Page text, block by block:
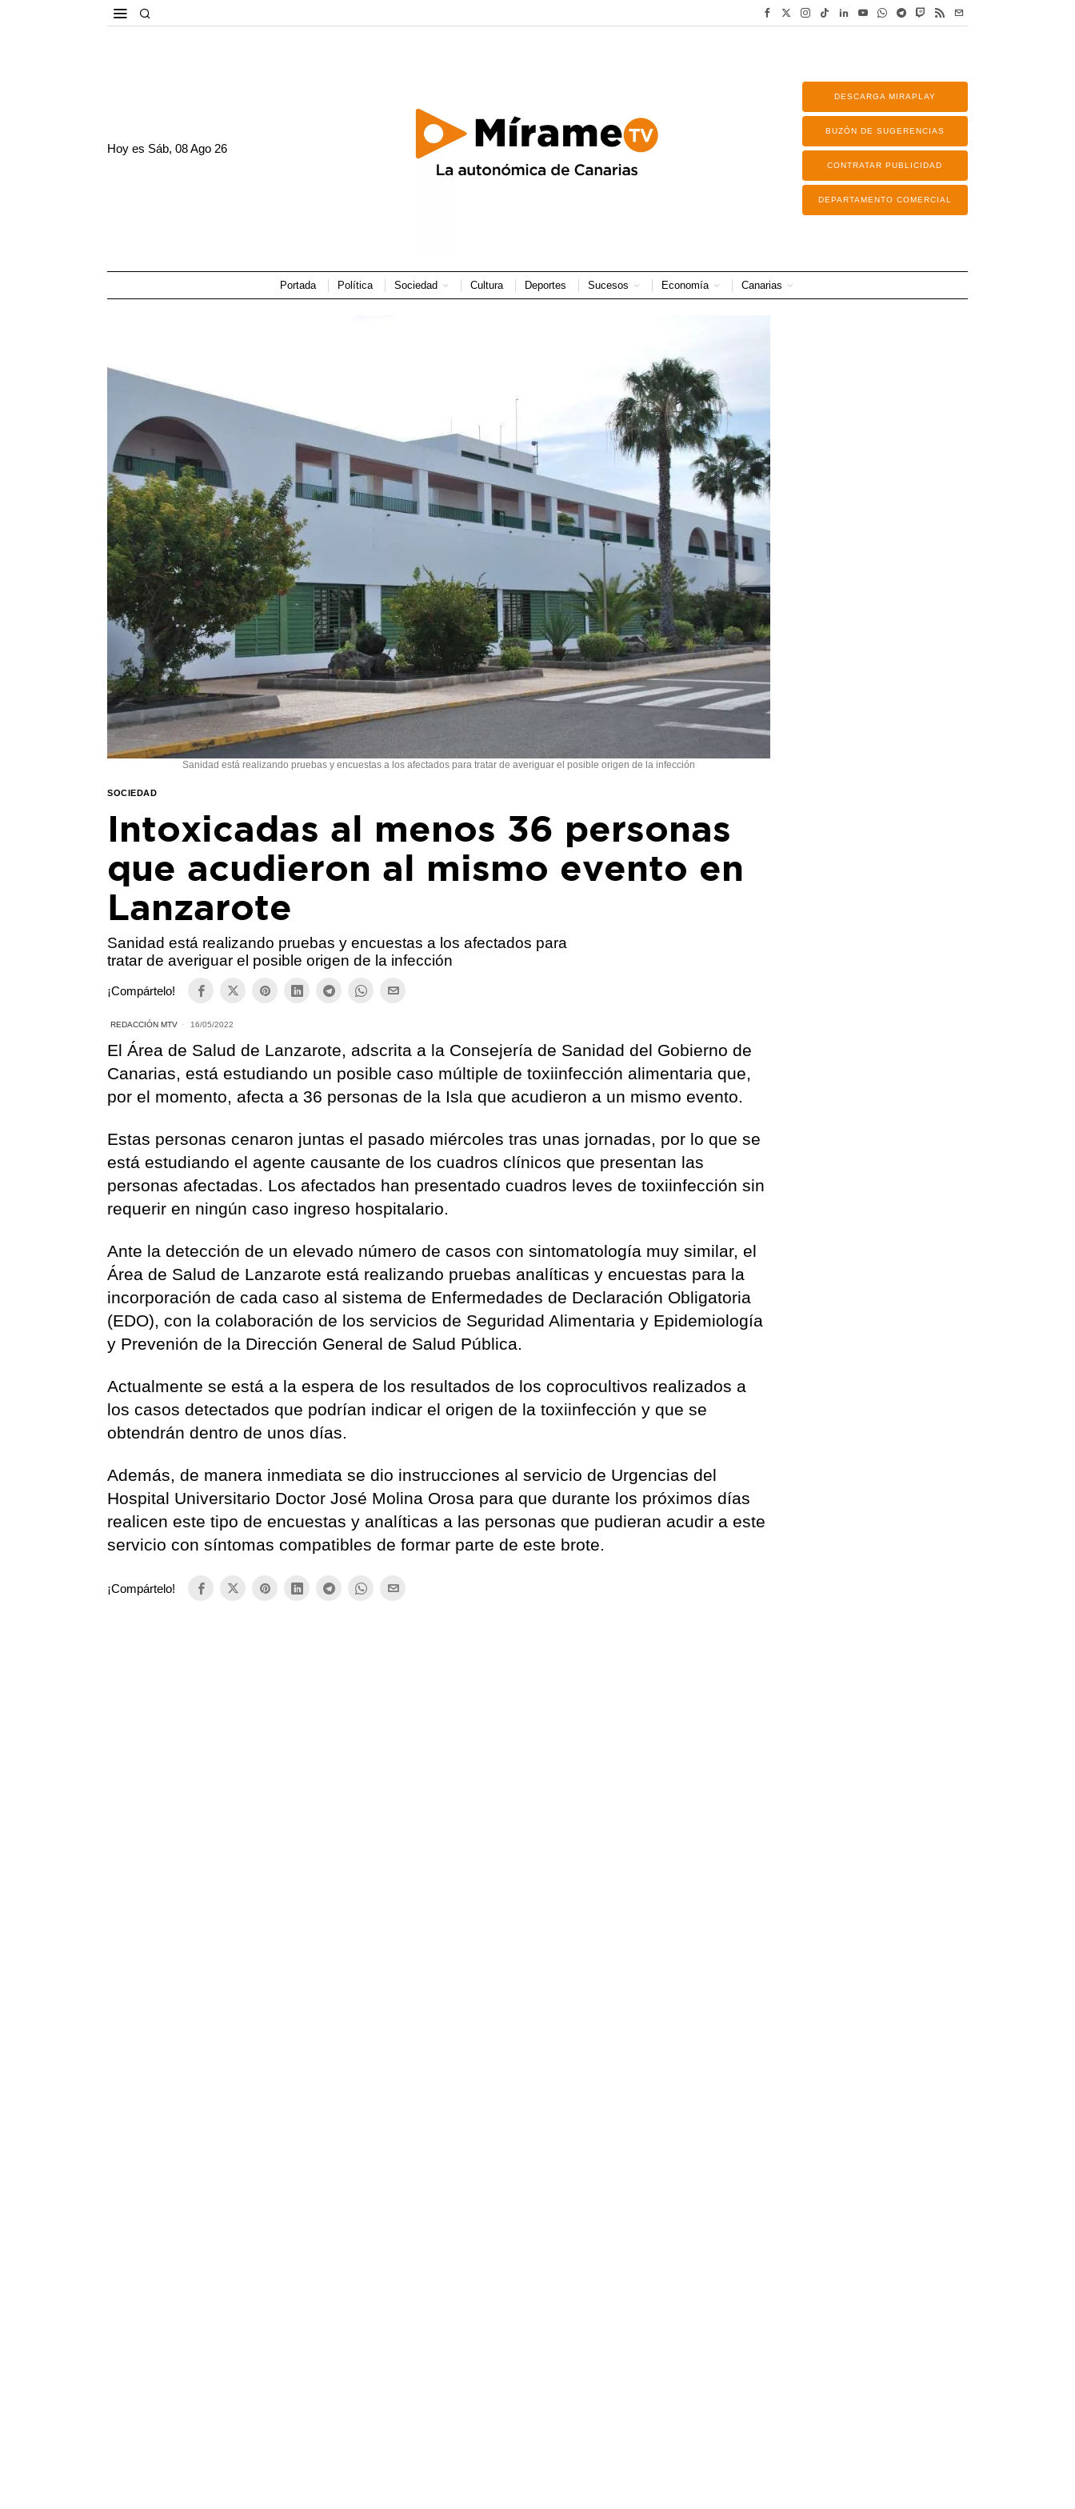
Hoy es Sáb, 08 Ago 26
DESCARGA MIRAPLAY
BUZÓN DE SUGERENCIAS
CONTRATAR PUBLICIDAD
DEPARTAMENTO COMERCIAL
Portada Política Sociedad Cultura Deportes Sucesos Economía Canarias
Sanidad está realizando pruebas y encuestas a los afectados para tratar de averiguar el posible origen de la infección
SOCIEDAD
Intoxicadas al menos 36 personas
que acudieron al mismo evento en
Lanzarote
Sanidad está realizando pruebas y encuestas a los afectados para
tratar de averiguar el posible origen de la infección
¡Compártelo!
REDACCIÓN MTV 16/05/2022
El Área de Salud de Lanzarote, adscrita a la Consejería de Sanidad del Gobierno de
Canarias, está estudiando un posible caso múltiple de toxiinfección alimentaria que,
por el momento, afecta a 36 personas de la Isla que acudieron a un mismo evento.
Estas personas cenaron juntas el pasado miércoles tras unas jornadas, por lo que se
está estudiando el agente causante de los cuadros clínicos que presentan las
personas afectadas. Los afectados han presentado cuadros leves de toxiinfección sin
requerir en ningún caso ingreso hospitalario.
Ante la detección de un elevado número de casos con sintomatología muy similar, el
Área de Salud de Lanzarote está realizando pruebas analíticas y encuestas para la
incorporación de cada caso al sistema de Enfermedades de Declaración Obligatoria
(EDO), con la colaboración de los servicios de Seguridad Alimentaria y Epidemiología
y Prevenión de la Dirección General de Salud Pública.
Actualmente se está a la espera de los resultados de los coprocultivos realizados a
los casos detectados que podrían indicar el origen de la toxiinfección y que se
obtendrán dentro de unos días.
Además, de manera inmediata se dio instrucciones al servicio de Urgencias del
Hospital Universitario Doctor José Molina Orosa para que durante los próximos días
realicen este tipo de encuestas y analíticas a las personas que pudieran acudir a este
servicio con síntomas compatibles de formar parte de este brote.
¡Compártelo!